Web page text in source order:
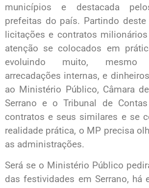
municípios e destacada
prefeitas do país. Partindo
licitações e contratos
atenção se colocados em
evoluindo muito,
arrecadações internas, e
ao Ministério Público, Câmara
Serrano e o Tribunal de
contratos e seus similares e se
realidade prática, o MP precisa
as administrações.
Será se o Ministério Público
das festividades em Serrano, há